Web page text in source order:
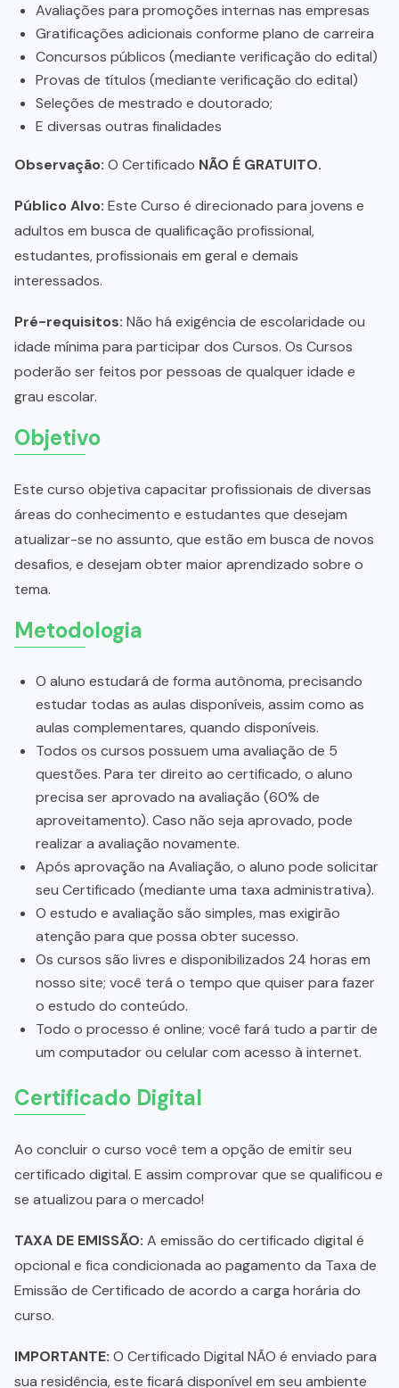
Avaliações para promoções internas nas empresas
Gratificações adicionais conforme plano de carreira
Concursos públicos (mediante verificação do edital)
Provas de títulos (mediante verificação do edital)
Seleções de mestrado e doutorado;
E diversas outras finalidades
Observação: O Certificado NÃO É GRATUITO.
Público Alvo: Este Curso é direcionado para jovens e
adultos em busca de qualificação profissional,
estudantes, profissionais em geral e demais
interessados.
Pré-requisitos: Não há exigência de escolaridade ou
idade mínima para participar dos Cursos. Os Cursos
poderão ser feitos por pessoas de qualquer idade e
grau escolar.
Objetivo
Este curso objetiva capacitar profissionais de diversas
áreas do conhecimento e estudantes que desejam
atualizar-se no assunto, que estão em busca de novos
desafios, e desejam obter maior aprendizado sobre o
tema.
Metodologia
O aluno estudará de forma autônoma, precisando
estudar todas as aulas disponíveis, assim como as
aulas complementares, quando disponíveis.
Todos os cursos possuem uma avaliação de 5
questões. Para ter direito ao certificado, o aluno
precisa ser aprovado na avaliação (60% de
aproveitamento). Caso não seja aprovado, pode
realizar a avaliação novamente.
Após aprovação na Avaliação, o aluno pode solicitar
seu Certificado (mediante uma taxa administrativa).
O estudo e avaliação são simples, mas exigirão
atenção para que possa obter sucesso.
Os cursos são livres e disponibilizados 24 horas em
nosso site; você terá o tempo que quiser para fazer
o estudo do conteúdo.
Todo o processo é online; você fará tudo a partir de
um computador ou celular com acesso à internet.
Certificado Digital
Ao concluir o curso você tem a opção de emitir seu
certificado digital. E assim comprovar que se qualificou e
se atualizou para o mercado!
TAXA DE EMISSÃO: A emissão do certificado digital é
opcional e fica condicionada ao pagamento da Taxa de
Emissão de Certificado de acordo a carga horária do
curso.
IMPORTANTE: O Certificado Digital NÃO é enviado para
sua residência, este ficará disponível em seu ambiente